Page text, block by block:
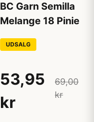
BC Garn Semilla
Melange 18 Pinie
UDSALG
53,95
kr
69,00
kr